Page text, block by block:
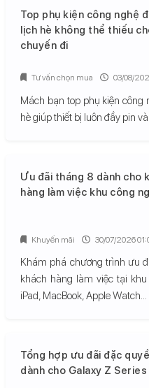
Top phụ kiện công nghệ
lịch hè không thể thiếu
chuyến đi
Mách bạn top phụ kiện công
hè giúp thiết bị luôn đầy pin
Tư vấn chọn mua 03/08/
Ưu đãi tháng 8 dành cho
hàng làm việc khu công
Khám phá chương trình ưu
khách hàng làm việc tại
iPad, MacBook, Apple Watch...
Khuyến mãi 30/07/2026
Tổng hợp ưu đãi đặc
dành cho Galaxy Z